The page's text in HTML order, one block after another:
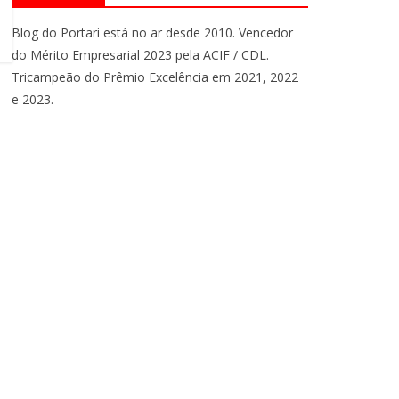
Blog do Portari está no ar desde 2010. Vencedor
do Mérito Empresarial 2023 pela ACIF / CDL.
Tricampeão do Prêmio Excelência em 2021, 2022
e 2023.